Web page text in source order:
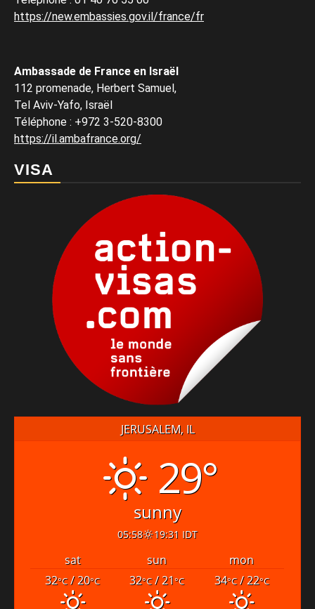
https://new.embassies.gov.il/france/fr
Ambassade de France en Israël
112 promenade, Herbert Samuel,
Tel Aviv-Yafo, Israël
Téléphone : +972 3-520-8300
https://il.ambafrance.org/
VISA
JERUSALEM, IL
29°
sunny
05:58 19:31 IDT
sat sun
mon
32°C/ 20°C 32°C/ 21°C 34°C/ 22°C